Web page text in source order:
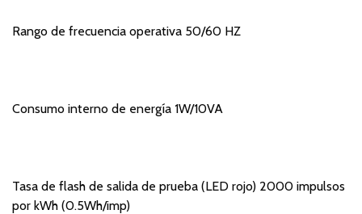
Rango de frecuencia operativa 50/60 HZ
Consumo interno de energía 1W/10VA
Tasa de flash de salida de prueba (LED rojo) 2000 impulsos
por kWh (0.5Wh/imp)